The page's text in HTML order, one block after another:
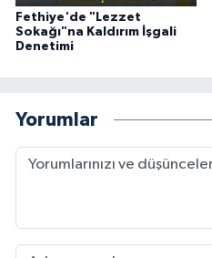
Fethiye'de "Lezzet
Sokağı"na Kaldırım İşgali
Denetimi
Yorumlar